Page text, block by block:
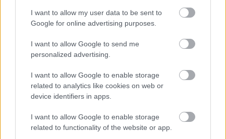
I want to allow my user data to be sent to
Google for online advertising purposes.
I want to allow Google to send me
personalized advertising.
I want to allow Google to enable storage
related to analytics like cookies on web or
device identifiers in apps.
I want to allow Google to enable storage
related to functionality of the website or app.
Πυροσβεστική Σχολή: Νέος
κανονισμός για δόκιμους – Τι αλλάζει
εκπαίδευση
ΑΣΕΠ: Οι τρεις επικρατέστεροι
υποψήφιοι για την ΑΕΜΥ